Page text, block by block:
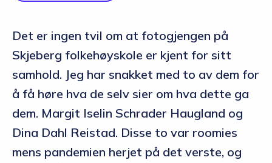
Det er ingen tvil om at fotogjengen på
Skjeberg folkehøyskole er kjent for sitt
samhold. Jeg har snakket med to av dem for
å få høre hva de selv sier om hva dette ga
dem. Margit Iselin Schrader Haugland og
Dina Dahl Reistad. Disse to var roomies
mens pandemien herjet på det verste, og